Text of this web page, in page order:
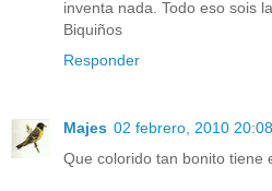
inventa nada. Todo eso sois
Biquiños
Responder
Majes 02 febrero, 2010 20:08
Que colorido tan bonito tiene